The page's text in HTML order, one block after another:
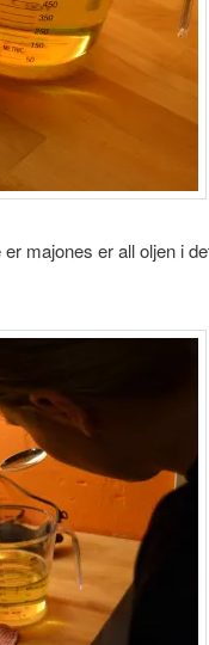
majones er all oljen i